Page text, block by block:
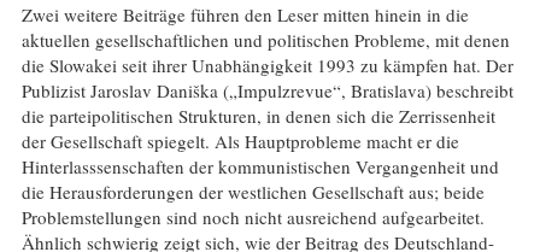
Zwei weitere Beiträge führen den Leser mitten hinein in die
aktuellen gesellschaftlichen und politischen Probleme, mit denen
die Slowakei seit ihrer Unabhängigkeit 1993 zu kämpfen hat. Der
Publizist Jaroslav Daniška („Impulzrevue“, Bratislava) beschreibt
die parteipolitischen Strukturen, in denen sich die Zerrissenheit
der Gesellschaft spiegelt. Als Hauptprobleme macht er die
Hinterlasssenschaften der kommunistischen Vergangenheit und
die Herausforderungen der westlichen Gesellschaft aus; beide
Problemstellungen sind noch nicht ausreichend aufgearbeitet.
Ähnlich schwierig zeigt sich, wie der Beitrag des Deutschland-